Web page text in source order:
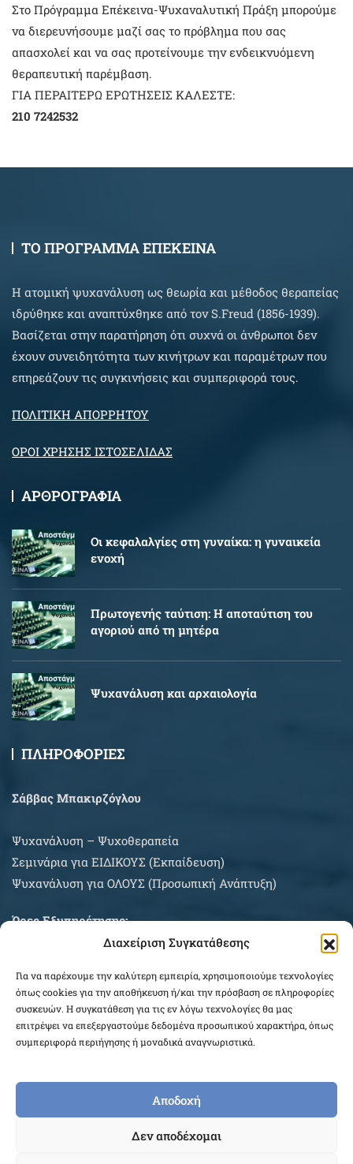
Διαχείριση Συγκατάθεσης
Για να παρέχουμε την καλύτερη εμπειρία, χρησιμοποιούμε τεχνολογίες
όπως cookies για την αποθήκευση ή/και την πρόσβαση σε πληροφορίες
συσκευών. Η συγκατάθεση για τις εν λόγω τεχνολογίες θα μας
επιτρέψει να επεξεργαστούμε δεδομένα προσωπικού χαρακτήρα, όπως
συμπεριφορά περιήγησης ή μοναδικά αναγνωριστικά.
Αποδοχή
Δεν αποδέχομαι
Στο Πρόγραμμα Επέκεινα-Ψυχαναλυτική Πράξη μπορούμε
να διερευνήσουμε μαζί σας το πρόβλημα που σας
απασχολεί και να σας προτείνουμε την ενδεικνυόμενη
θεραπευτική παρέμβαση.
ΓΙΑ ΠΕΡΑΙΤΕΡΩ ΕΡΩΤΗΣΕΙΣ ΚΑΛΕΣΤΕ:
210 7242532
ΤΟ ΠΡΟΓΡΑΜΜΑ ΕΠΕΚΕΙΝΑ
Η ατομική ψυχανάλυση ως θεωρία και μέθοδος θεραπείας
ιδρύθηκε και αναπτύχθηκε από τον S.Freud (1856-1939).
Βασίζεται στην παρατήρηση ότι συχνά οι άνθρωποι δεν
έχουν συνειδητότητα των κινήτρων και παραμέτρων που
επηρεάζουν τις συγκινήσεις και συμπεριφορά τους.
ΠΟΛΙΤΙΚΗ ΑΠΟΡΡΗΤΟΥ
ΟΡΟΙ ΧΡΗΣΗΣ ΙΣΤΟΣΕΛΙΔΑΣ
ΑΡΘΡΟΓΡΑΦΙΑ
Oι κεφαλαλγίες στη γυναίκα: η γυναικεία
ενοχή
Πρωτογενής ταύτιση: Η αποταύτιση του
αγοριού από τη μητέρα
Ψυχανάλυση και αρχαιολογία
ΠΛΗΡΟΦΟΡΙΕΣ
Σάββας Μπακιρζόγλου
Ψυχανάλυση – Ψυχοθεραπεία
Σεμινάρια για EIΔΙΚΟΥΣ (Εκπαίδευση)
Ψυχανάλυση για ΟΛΟΥΣ (Προσωπική Ανάπτυξη)
Ώρες Εξυπηρέτησης:
ΠΛΗΡΟΦΟΡΙΕΣ ΑΓΟΡΩΝ
COPYRIGHT © 2026 EPEKEINA.GR. DESIGNED BY
WEB_FOR_ALL